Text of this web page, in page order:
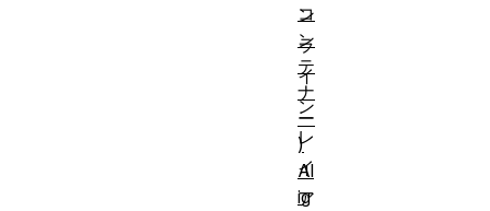
ン
ラ
イ
ン
レ
イ
ア
コ
ン
テ
ナ
ー
)
Al
ig